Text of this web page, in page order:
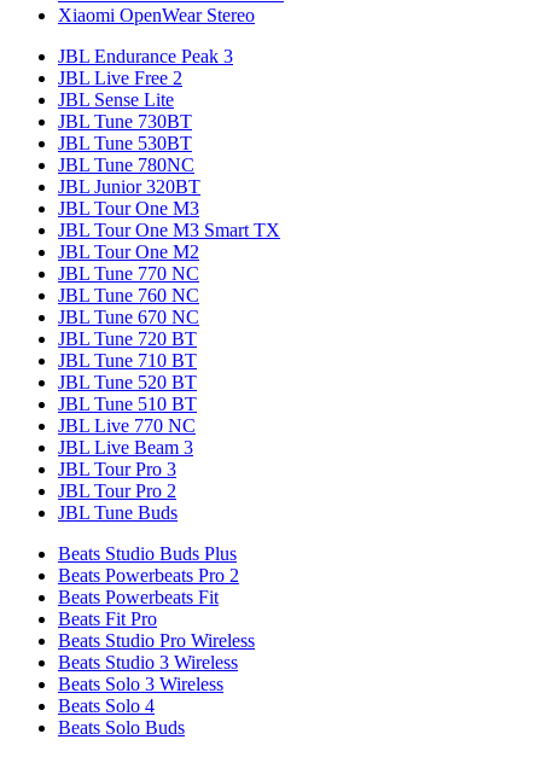
Xiaomi OpenWear Stereo
JBL Endurance Peak 3
JBL Live Free 2
JBL Sense Lite
JBL Tune 730BT
JBL Tune 530BT
JBL Tune 780NC
JBL Junior 320BT
JBL Tour One M3
JBL Tour One M3 Smart TX
JBL Tour One M2
JBL Tune 770 NC
JBL Tune 760 NC
JBL Tune 670 NC
JBL Tune 720 BT
JBL Tune 710 BT
JBL Tune 520 BT
JBL Tune 510 BT
JBL Live 770 NC
JBL Live Beam 3
JBL Tour Pro 3
JBL Tour Pro 2
JBL Tune Buds
Beats Studio Buds Plus
Beats Powerbeats Pro 2
Beats Powerbeats Fit
Beats Fit Pro
Beats Studio Pro Wireless
Beats Studio 3 Wireless
Beats Solo 3 Wireless
Beats Solo 4
Beats Solo Buds